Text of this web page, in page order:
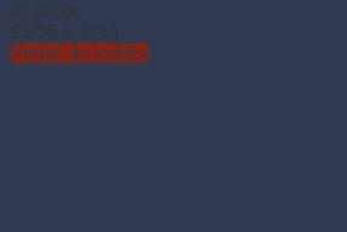
Na sklade
€5.56 (s DPH)
Pridať do košíka